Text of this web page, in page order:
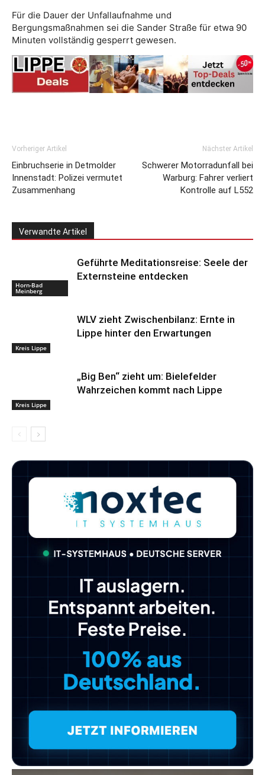
Für die Dauer der Unfallaufnahme und
Bergungsmaßnahmen sei die Sander Straße für etwa 90
Minuten vollständig gesperrt gewesen.
Vorheriger Artikel
Einbruchserie in Detmolder
Innenstadt: Polizei vermutet
Zusammenhang
Nächster Artikel
Schwerer Motorradunfall bei
Warburg: Fahrer verliert
Kontrolle auf L552
Verwandte Artikel
Horn-Bad
Meinberg
Geführte Meditationsreise: Seele der
Externsteine entdecken
Kreis Lippe
WLV zieht Zwischenbilanz: Ernte in
Lippe hinter den Erwartungen
Kreis Lippe
„Big Ben“ zieht um: Bielefelder
Wahrzeichen kommt nach Lippe